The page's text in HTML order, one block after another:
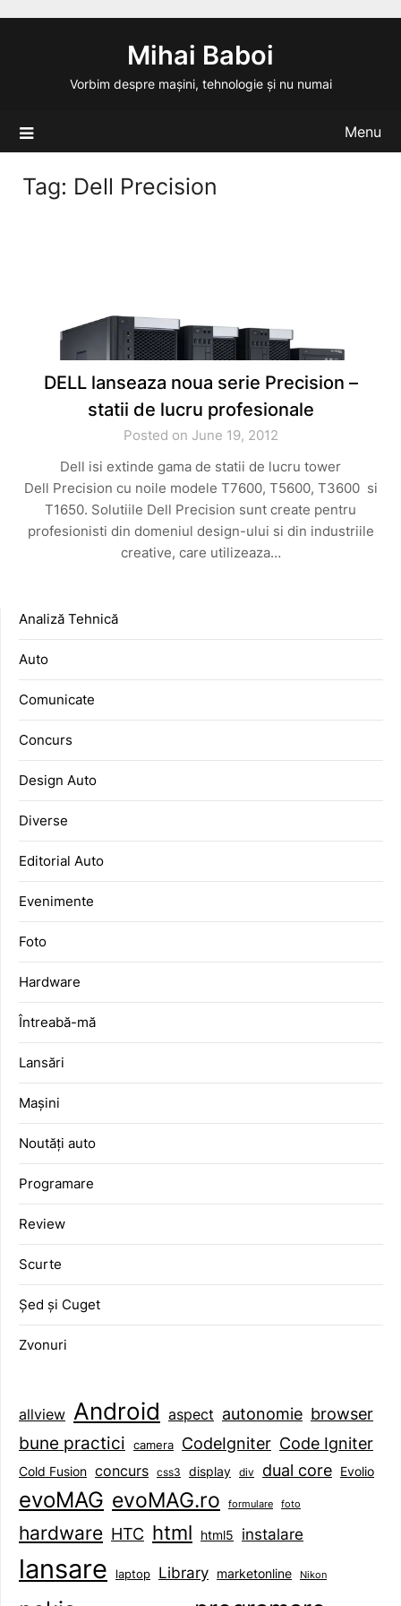
Mihai Baboi
Vorbim despre mașini, tehnologie și nu numai
Menu
Tag: Dell Precision
DELL lanseaza noua serie Precision –
statii de lucru profesionale
Posted on June 19, 2012
Dell isi extinde gama de statii de lucru tower
Dell Precision cu noile modele T7600, T5600, T3600 si
T1650. Solutiile Dell Precision sunt create pentru
profesionisti din domeniul design-ului si din industriile
creative, care utilizeaza…
Analiză Tehnică
Auto
Comunicate
Concurs
Design Auto
Diverse
Editorial Auto
Evenimente
Foto
Hardware
Întreabă-mă
Lansări
Mașini
Noutăți auto
Programare
Review
Scurte
Șed și Cuget
Zvonuri
allview Android aspect autonomie browser
bune practici camera CodeIgniter Code Igniter
Cold Fusion concurs css3 display div dual core Evolio
evoMAG evoMAG.ro formulare foto
hardware HTC html html5 instalare
lansare laptop Library marketonline Nikon